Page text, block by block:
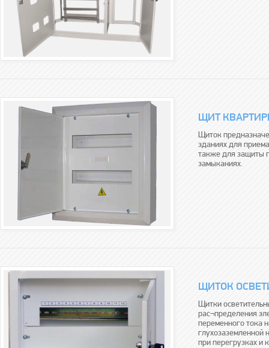
ЩИТ
Щиток
зданиях для
также для защиты
замыканиях.
ЩИТОК
Щитки
рас¬пределения
переменного тока
глухозаземленной
при перегрузках и